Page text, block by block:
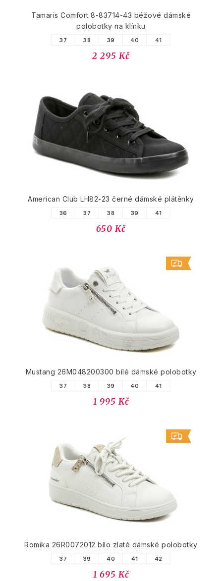
Tamaris Comfort 8-83714-43 béžové dámské
polobotky na klínku
37 38 39 40 41
2 295 Kč
American Club LH82-23 černé dámské plátěnky
36 37 38 39 41
650 Kč
Mustang 26M048200300 bílé dámské polobotky
37 38 39 40 41
1 995 Kč
Romika 26R0072012 bílo zlaté dámské polobotky
37 39 40 41 42
1 695 Kč